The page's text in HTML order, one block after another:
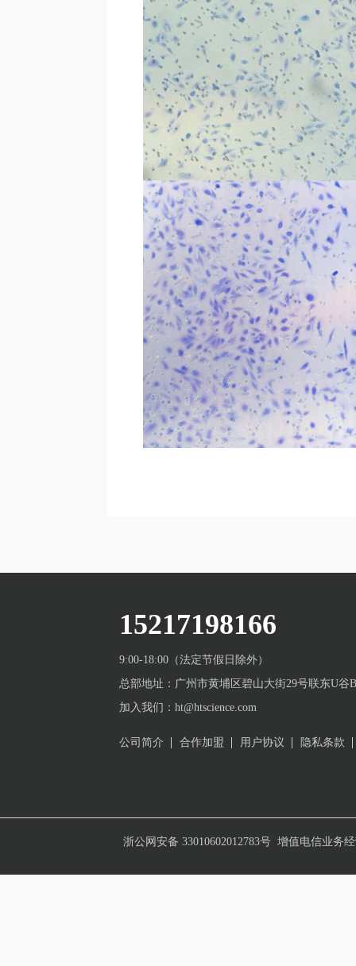
15217198166
9:00-18:00（法定节假日除外）
总部地址：广州市黄埔区碧山大街29号联东U谷
加入我们：ht@htscience.com
公司简介 合作加盟 用户协议 隐私条款
浙公网安备 33010602012783号 增值电信业务